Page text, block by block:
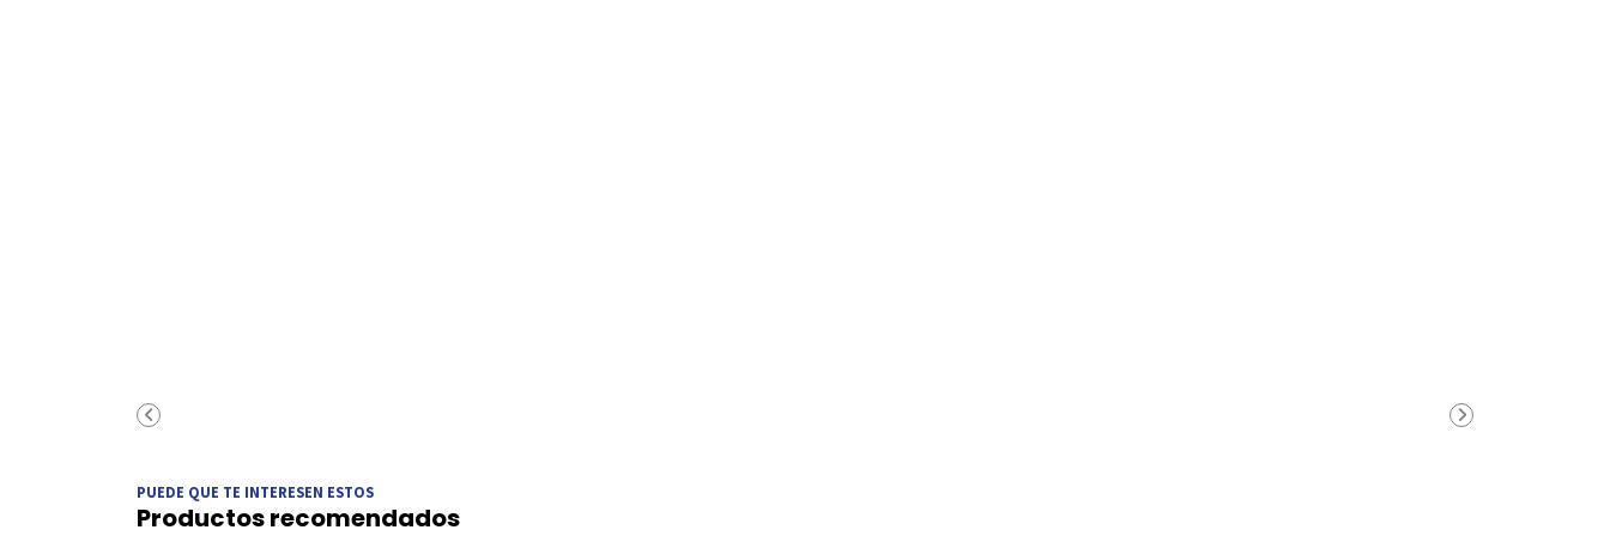
PUEDE QUE TE INTERESEN ESTOS
Productos recomendados